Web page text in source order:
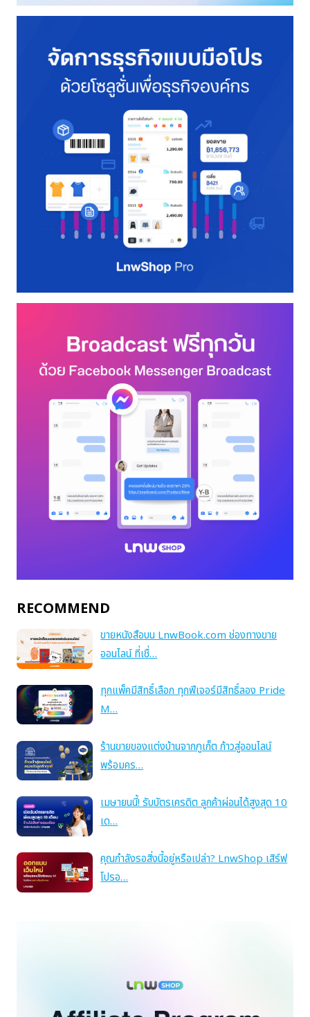
RECOMMEND
ขายหนังสือบน LnwBook.com ช่องทางขาย
ออนไลน์ ที่เชื่…
ทุกแพ็คมีสิทธิ์เลือก ทุกฟีเจอร์มีสิทธิ์ลอง Pride
M…
ร้านขายของแต่งบ้านจากภูเก็ต ก้าวสู่ออนไลน์
พร้อมคร…
เมษายนนี้! รับบัตรเครดิต ลูกค้าผ่อนได้สูงสุด 10
เด…
คุณกำลังรอสิ่งนี้อยู่หรือเปล่า? LnwShop เสิร์ฟ
โปรอ…